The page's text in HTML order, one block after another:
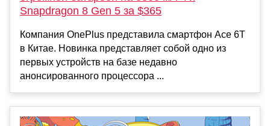
Snapdragon 8 Gen 5 за $365
Компания OnePlus представила смартфон Ace 6T
в Китае. Новинка представляет собой одно из
первых устройств на базе недавно
анонсированного процессора ...